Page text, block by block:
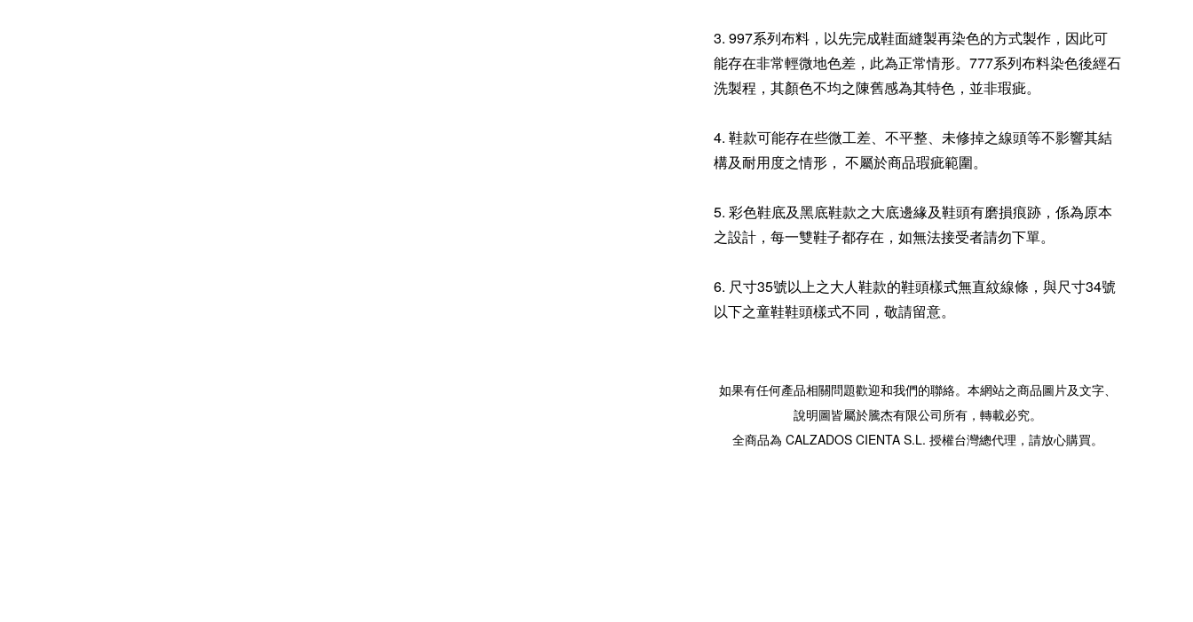
3. 997系列布料，以先完成鞋面縫製再染色的方式製作，因此可
能存在非常輕微地色差，此為正常情形。777系列布料染色後經石
洗製程，其顏色不均之陳舊感為其特色，並非瑕疵。
4. 鞋款可能存在些微工差、不平整、未修掉之線頭等不影響其結
構及耐用度之情形， 不屬於商品瑕疵範圍。
5. 彩色鞋底及黑底鞋款之大底邊緣及鞋頭有磨損痕跡，係為原本
之設計，每一雙鞋子都存在，如無法接受者請勿下單。
6. 尺寸35號以上之大人鞋款的鞋頭樣式無直紋線條，與尺寸34號
以下之童鞋鞋頭樣式不同，敬請留意。
如果有任何產品相關問題歡迎和我們的聯絡。本網站之商品圖片及文字、
說明圖皆屬於騰杰有限公司所有，轉載必究。
全商品為 CALZADOS CIENTA S.L. 授權台灣總代理，請放心購買。